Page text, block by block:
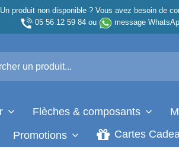
Un produit non disponible ? Vous avez besoin de
05 56 12 59 84ou message
Flèches & composants
Promotions Cartes